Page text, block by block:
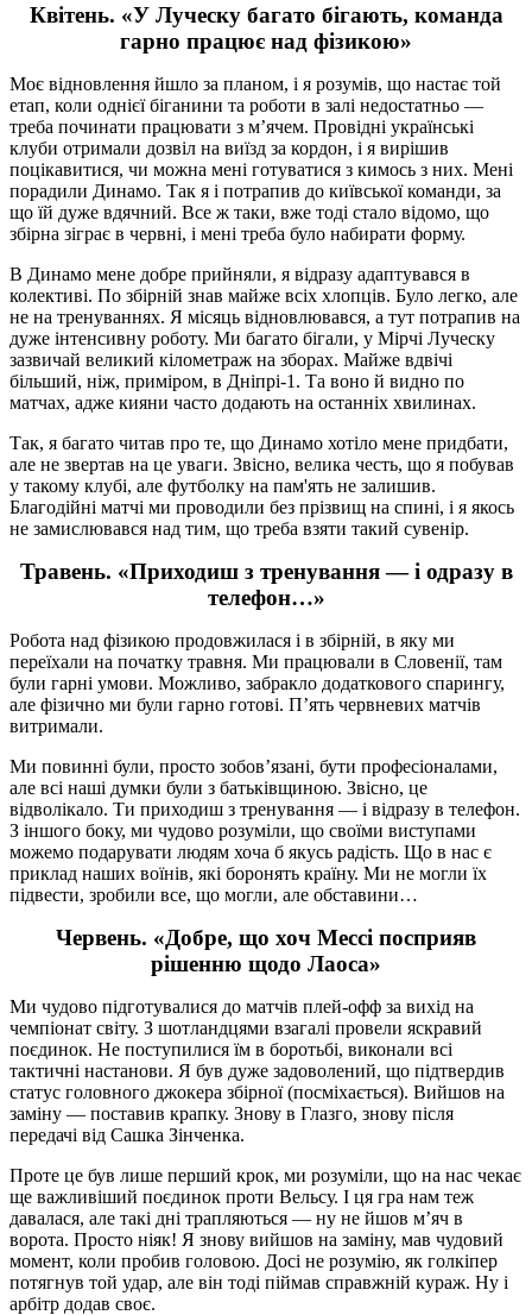
Квітень. «У Луческу багато бігають, команда
гарно працює над фізикою»
Моє відновлення йшло за планом, і я розумів, що настає той
етап, коли однієї біганини та роботи в залі недостатньо —
треба починати працювати з м’ячем. Провідні українські
клуби отримали дозвіл на виїзд за кордон, і я вирішив
поцікавитися, чи можна мені готуватися з кимось з них. Мені
порадили Динамо. Так я і потрапив до київської команди, за
що їй дуже вдячний. Все ж таки, вже тоді стало відомо, що
збірна зіграє в червні, і мені треба було набирати форму.
В Динамо мене добре прийняли, я відразу адаптувався в
колективі. По збірній знав майже всіх хлопців. Було легко, але
не на тренуваннях. Я місяць відновлювався, а тут потрапив на
дуже інтенсивну роботу. Ми багато бігали, у Мірчі Луческу
зазвичай великий кілометраж на зборах. Майже вдвічі
більший, ніж, приміром, в Дніпрі-1. Та воно й видно по
матчах, адже кияни часто додають на останніх хвилинах.
Так, я багато читав про те, що Динамо хотіло мене придбати,
але не звертав на це уваги. Звісно, велика честь, що я побував
у такому клубі, але футболку на пам'ять не залишив.
Благодійні матчі ми проводили без прізвищ на спині, і я якось
не замислювався над тим, що треба взяти такий сувенір.
Травень. «Приходиш з тренування — і одразу в
телефон…»
Робота над фізикою продовжилася і в збірній, в яку ми
переїхали на початку травня. Ми працювали в Словенії, там
були гарні умови. Можливо, забракло додаткового спарингу,
але фізично ми були гарно готові. П’ять червневих матчів
витримали.
Ми повинні були, просто зобов’язані, бути професіоналами,
але всі наші думки були з батьківщиною. Звісно, це
відволікало. Ти приходиш з тренування — і відразу в телефон.
З іншого боку, ми чудово розуміли, що своїми виступами
можемо подарувати людям хоча б якусь радість. Що в нас є
приклад наших воїнів, які боронять країну. Ми не могли їх
підвести, зробили все, що могли, але обставини…
Червень. «Добре, що хоч Мессі посприяв
рішенню щодо Лаоса»
Ми чудово підготувалися до матчів плей-офф за вихід на
чемпіонат світу. З шотландцями взагалі провели яскравий
поєдинок. Не поступилися їм в боротьбі, виконали всі
тактичні настанови. Я був дуже задоволений, що підтвердив
статус головного джокера збірної (посміхається). Вийшов на
заміну — поставив крапку. Знову в Глазго, знову після
передачі від Сашка Зінченка.
Проте це був лише перший крок, ми розуміли, що на нас чекає
ще важливіший поєдинок проти Вельсу. І ця гра нам теж
давалася, але такі дні трапляються — ну не йшов м’яч в
ворота. Просто ніяк! Я знову вийшов на заміну, мав чудовий
момент, коли пробив головою. Досі не розумію, як голкіпер
потягнув той удар, але він тоді піймав справжній кураж. Ну і
арбітр додав своє.